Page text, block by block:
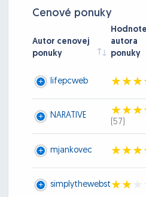
Cenové ponuky
Autor cenovej
ponuky
autora
ponuky
lifepcweb
NARATIVE
(57)
mjankovec
simplythewebst